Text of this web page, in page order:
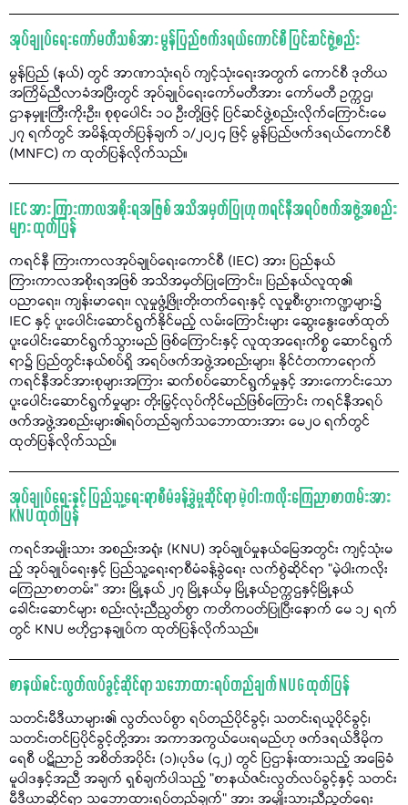
အုပ်ချုပ်ရေးကော်မတီသစ်အား မွန်ပြည်ဖက်ဒရယ်ကောင်စီ ပြင်ဆင်ဖွဲ့စည်း
မွန်ပြည် (နယ်) တွင် အာဏာသုံးရပ် ကျင့်သုံးရေးအတွက် ကောင်စီ ဒုတိယ
အကြိမ်ညီလာခံအပြီးတွင် အုပ်ချုပ်ရေးကော်မတီအား ကော်မတီ ဥက္ကဌ၊
ဌာနမှူးကြီးကိုးဦး၊ စုစုပေါင်း ၁၀ ဦးတို့ဖြင့် ပြင်ဆင်ဖွဲ့စည်းလိုက်ကြောင်းမေ
၂၇ ရက်တွင် အမိန့်ထုတ်ပြန်ချက် ၁/၂၀၂၄ ဖြင့် မွန်ပြည်ဖက်ဒရယ်ကောင်စီ
(MNFC) က ထုတ်ပြန်လိုက်သည်။
IEC အား ကြားကာလအစိုးရအဖြစ် အသိအမှတ်ပြုဟု ကရင်နီအရပ်ဖက်အဖွဲ့အစည်း
များ ထုတ်ပြန်
ကရင်နီ ကြားကာလအုပ်ချုပ်ရေးကောင်စီ (IEC) အား ပြည်နယ်
ကြားကာလအစိုးရအဖြစ် အသိအမှတ်ပြုကြောင်း၊ ပြည်နယ်လူထု၏
ပညာရေး၊ ကျန်းမာရေး၊ လူမှုဖွံ့ဖြိုးတိုးတက်ရေးနှင့် လူမှုစီးပွားကဏ္ဍများ၌
IEC နှင့် ပူးပေါင်းဆောင်ရွက်နိုင်မည့် လမ်းကြောင်းများ ဆွေးနွေးဖော်ထုတ်
ပူးပေါင်းဆောင်ရွက်သွားမည် ဖြစ်ကြောင်းနှင့် လူထုအရေးကိစ္စ ဆောင်ရွက်
ရာ၌ ပြည်တွင်းနယ်စပ်ရှိ အရပ်ဖက်အဖွဲ့အစည်းများ၊ နိုင်ငံတကာရောက်
ကရင်နီအင်အားစုများအကြား ဆက်စပ်ဆောင်ရွက်မှုနှင့် အားကောင်းသော
ပူးပေါင်းဆောင်ရွက်မှုများ တိုးမြှင့်လုပ်ကိုင်မည်ဖြစ်ကြောင်း ကရင်နီအရပ်
ဖက်အဖွဲ့အစည်းများ၏ရပ်တည်ချက်သဘောထားအား မေ၂၀ ရက်တွင်
ထုတ်ပြန်လိုက်သည်။
အုပ်ချုပ်ရေးနှင့် ပြည်သူ့ရေးရာစီမံခန့်ခွဲမှုဆိုင်ရာ မဲ့ဝါးကလိုးကြေညာစာတမ်းအား
KNU ထုတ်ပြန်
ကရင်အမျိုးသား အစည်းအရုံး (KNU) အုပ်ချုပ်မှုနယ်မြေအတွင်း ကျင့်သုံးမ
ည့် အုပ်ချုပ်ရေးနှင့် ပြည်သူ့ရေးရာစီမံခန့်ခွဲရေး လက်စွဲဆိုင်ရာ "မဲ့ဝါးကလိုး
ကြေညာစာတမ်း" အား မြို့နယ် ၂၇ မြို့နယ်မှ မြို့နယ်ဥက္ကဌနှင့်မြို့နယ်
ခေါင်းဆောင်များ စည်းလုံးညီညွတ်စွာ ကတိကဝတ်ပြုပြီးနောက် မေ ၁၂ ရက်
တွင် KNU ဗဟိုဌာနချုပ်က ထုတ်ပြန်လိုက်သည်။
စာနယ်ဇင်းလွတ်လပ်ခွင့်ဆိုင်ရာ သဘောထားရပ်တည်ချက် NUG ထုတ်ပြန်
သတင်းမီဒီယာများ၏ လွတ်လပ်စွာ ရပ်တည်ပိုင်ခွင့်၊ သတင်းရယူပိုင်ခွင့်၊
သတင်းတင်ပြပိုင်ခွင့်တို့အား အကာအကွယ်ပေးရမည်ဟု ဖက်ဒရယ်ဒီမိုက
ရေစီ ပဋိညာဉ် အစိတ်အပိုင်း (၁)၊ပုဒ်မ (၄၂) တွင် ပြဌာန်းထားသည့် အခြေခံ
မူဝါဒနှင့်အညီ အချက် ရှစ်ချက်ပါသည့် "စာနယ်ဇင်းလွတ်လပ်ခွင့်နှင့် သတင်း
မီဒီယာဆိုင်ရာ သဘောထားရပ်တည်ချက်" အား အမျိုးသားညီညွတ်ရေး